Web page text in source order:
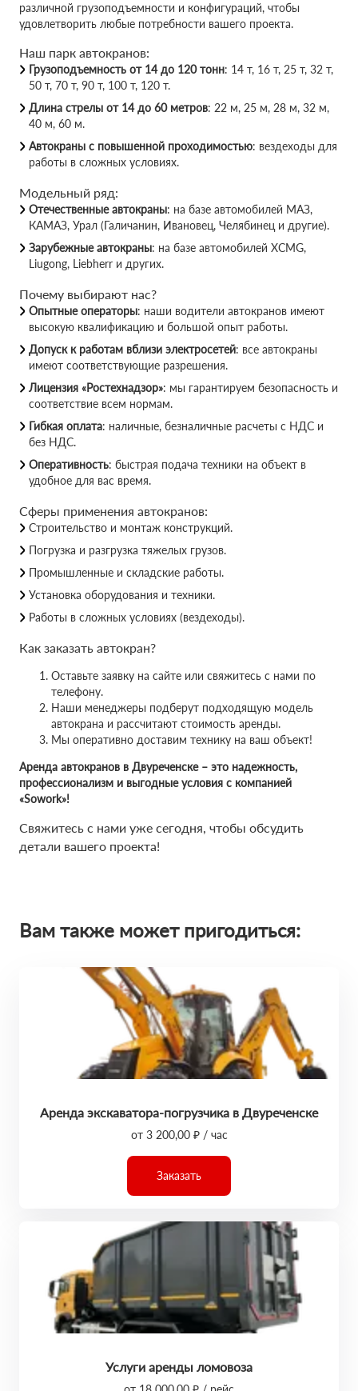
различной грузоподъемности и конфигураций, чтобы
удовлетворить любые потребности вашего проекта.
Наш парк автокранов:
Грузоподъемность от 14 до 120 тонн: 14 т, 16 т, 25 т, 32 т,
50 т, 70 т, 90 т, 100 т, 120 т.
Длина стрелы от 14 до 60 метров: 22 м, 25 м, 28 м, 32 м,
40 м, 60 м.
Автокраны с повышенной проходимостью: вездеходы для
работы в сложных условиях.
Модельный ряд:
Отечественные автокраны: на базе автомобилей МАЗ,
КАМАЗ, Урал (Галичанин, Ивановец, Челябинец и другие).
Зарубежные автокраны: на базе автомобилей XCMG,
Liugong, Liebherr и других.
Почему выбирают нас?
Опытные операторы: наши водители автокранов имеют
высокую квалификацию и большой опыт работы.
Допуск к работам вблизи электросетей: все автокраны
имеют соответствующие разрешения.
Лицензия «Ростехнадзор»: мы гарантируем безопасность и
соответствие всем нормам.
Гибкая оплата: наличные, безналичные расчеты с НДС и
без НДС.
Оперативность: быстрая подача техники на объект в
удобное для вас время.
Сферы применения автокранов:
Строительство и монтаж конструкций.
Погрузка и разгрузка тяжелых грузов.
Промышленные и складские работы.
Установка оборудования и техники.
Работы в сложных условиях (вездеходы).
Как заказать автокран?
Оставьте заявку на сайте или свяжитесь с нами по
телефону.
Наши менеджеры подберут подходящую модель
автокрана и рассчитают стоимость аренды.
Мы оперативно доставим технику на ваш объект!
Аренда автокранов в Двуреченске – это надежность,
профессионализм и выгодные условия с компанией
«Sowork»!
Свяжитесь с нами уже сегодня, чтобы обсудить
детали вашего проекта!
Вам также может пригодиться:
Аренда экскаватора-погрузчика в Двуреченске
от 3 200,00 ₽ / час
Заказать
Услуги аренды ломовоза